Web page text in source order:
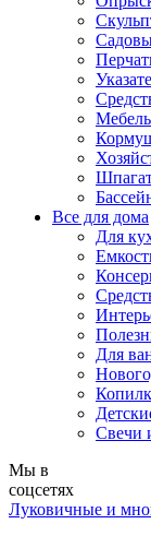
Мебель
Все для дома
Для
Для
Свечи
Мы в
соцсетях
Луковичные и